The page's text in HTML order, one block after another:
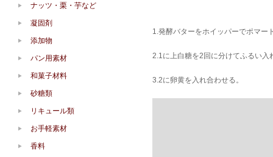
1.発酵バターをホイッパーでポマー
2.1に上白糖を2回に分けてふるい入
3.2に卵黄を入れ合わせる。
ナッツ・栗・芋など
凝固剤
添加物
パン用素材
和菓子材料
砂糖類
リキュール類
お手軽素材
香料